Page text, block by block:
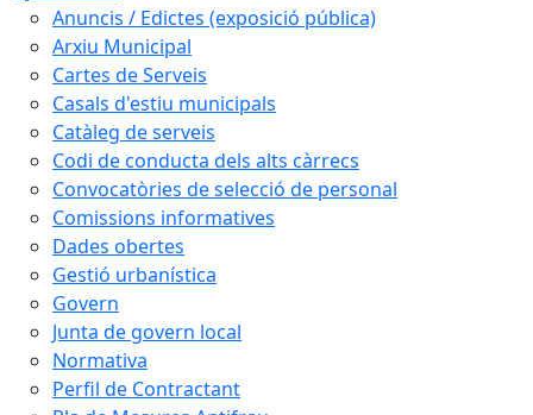
Anuncis / Edictes (exposició pública)
Arxiu Municipal
Cartes de Serveis
Casals d'estiu municipals
Catàleg de serveis
Codi de conducta dels alts càrrecs
Convocatòries de selecció de personal
Comissions informatives
Dades obertes
Gestió urbanística
Govern
Junta de govern local
Normativa
Perfil de Contractant